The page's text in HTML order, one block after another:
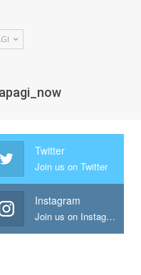
Twitter
Join us on Twitter
Instagram
Join us on Instagram